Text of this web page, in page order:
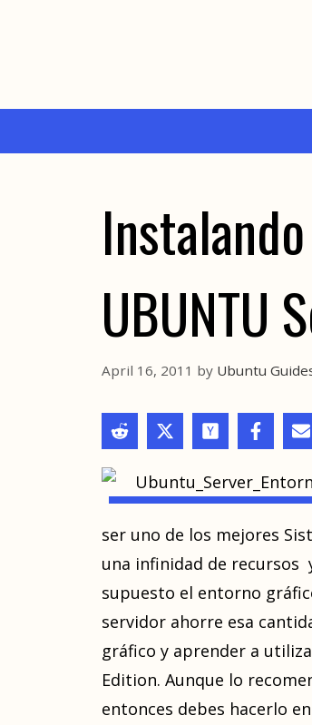
UBUNTU
April 16, 2011 by Ubuntu
ser uno de los mejores
una infinidad de recursos
supuesto el entorno
servidor ahorre esa
gráfico y aprender a
Edition. Aunque lo
entonces debes hacerlo